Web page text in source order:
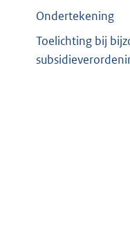
Ondertekening
Toelichting bij